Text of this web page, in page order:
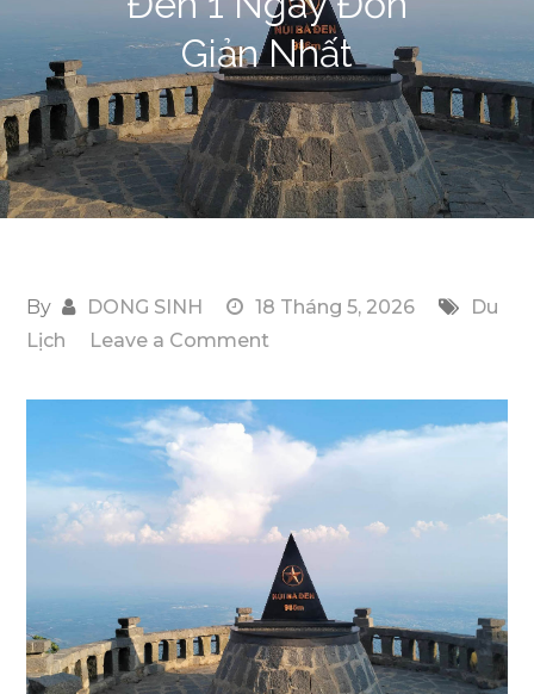
Giản Nhất
By DONG SINH 18 Tháng 5, 2026
Du
Lịch
Leave a Comment
Dẫn
Đăng
Tour
Núi
Bà
Đen
1
Ngày